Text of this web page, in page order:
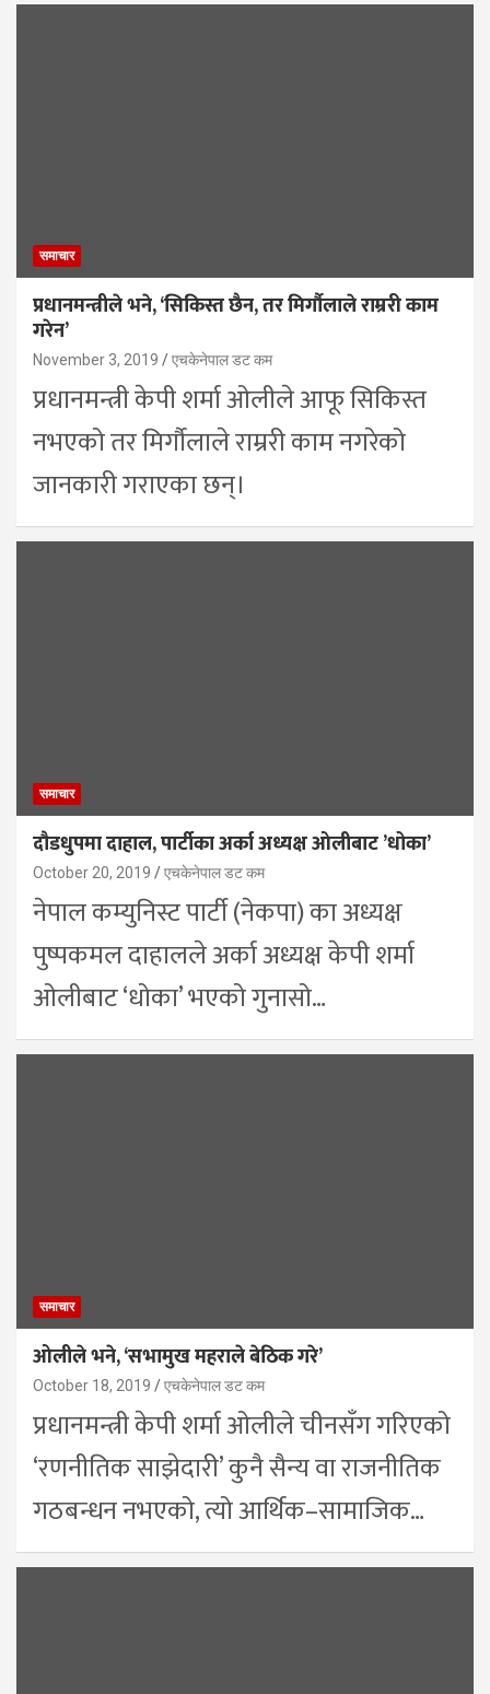
समाचार
प्रधानमन्त्रीले भने, ‘सिकिस्त छैन, तर मिर्गौलाले राम्ररी काम
गरेन’
November 3, 2019 एचकेनेपाल डट कम
प्रधानमन्त्री केपी शर्मा ओलीले आफू सिकिस्त
नभएको तर मिर्गौलाले राम्ररी काम नगरेको
जानकारी गराएका छन्।
समाचार
दौडधुपमा दाहाल, पार्टीका अर्का अध्यक्ष ओलीबाट ’धोका’
October 20, 2019 एचकेनेपाल डट कम
नेपाल कम्युनिस्ट पार्टी (नेकपा) का अध्यक्ष
पुष्पकमल दाहालले अर्का अध्यक्ष केपी शर्मा
ओलीबाट ‘धोका’ भएको गुनासो…
समाचार
ओलीले भने, ‘सभामुख महराले बेठिक गरे’
October 18, 2019 एचकेनेपाल डट कम
प्रधानमन्त्री केपी शर्मा ओलीले चीनसँग गरिएको
‘रणनीतिक साझेदारी’ कुनै सैन्य वा राजनीतिक
गठबन्धन नभएको, त्यो आर्थिक–सामाजिक…